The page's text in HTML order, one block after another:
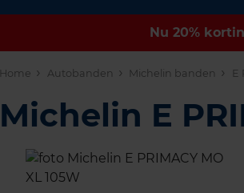
Nu 20%
Home Autobanden Michelin banden E
Michelin E